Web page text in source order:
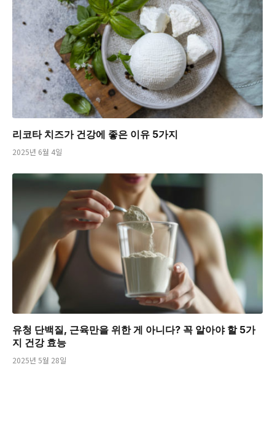
리코타 치즈가 건강에 좋은 이유 5가지
2025년 6월 4일
유청 단백질, 근육만을 위한 게 아니다? 꼭 알아야 할 5가
지 건강 효능
2025년 5월 28일